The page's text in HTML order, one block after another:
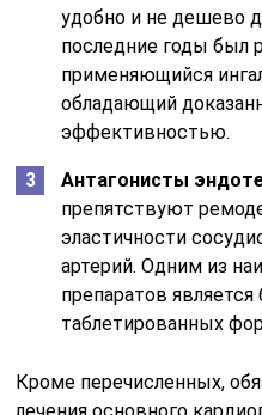
удобно и не дешево
последние годы был
применяющийся
обладающий
эффективностью.
Антагонисты
препятствуют
эластичности
артерий. Одним из
препаратов
таблетированных
Кроме перечисленных,